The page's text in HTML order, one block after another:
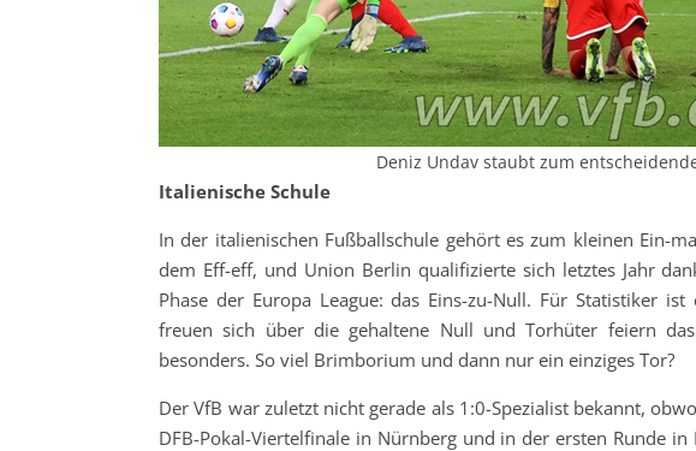
Deniz Undav staubt zum
Italienische Schule
In der italienischen Fußballschule gehört es zum kleinen Ein-
dem Eff-eff, und Union Berlin qualifizierte sich letztes Jahr
Phase der Europa League: das Eins-zu-Null. Für Statistiker
freuen sich über die gehaltene Null und Torhüter feiern
besonders. So viel Brimborium und dann nur ein einziges Tor?
Der VfB war zuletzt nicht gerade als 1:0-Spezialist bekannt,
DFB-Pokal-Viertelfinale in Nürnberg und in der ersten Runde